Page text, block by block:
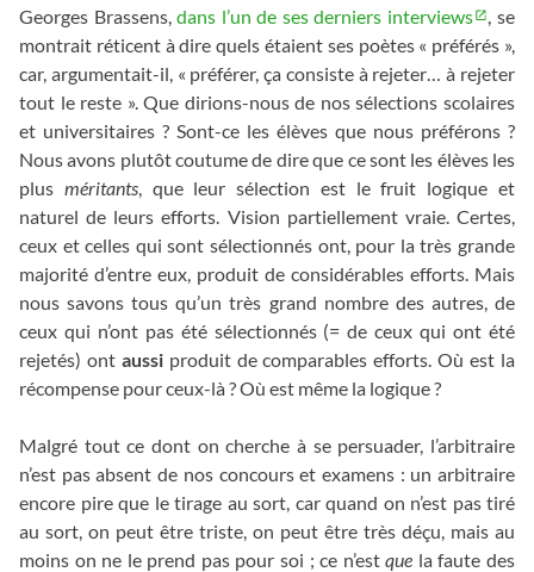
Georges Brassens,dans l’un de ses derniers interviews
, se
montrait réticent à dire quels étaient ses poètes « préférés »,
car, argumentait-il, « préférer, ça consiste à rejeter… à rejeter
tout le reste ». Que dirions-nous de nos sélections scolaires
et universitaires ? Sont-ce les élèves que nous préférons ?
Nous avons plutôt coutume de dire que ce sont les élèves les
plus méritants, que leur sélection est le fruit logique et
naturel de leurs efforts. Vision partiellement vraie. Certes,
ceux et celles qui sont sélectionnés ont, pour la très grande
majorité d’entre eux, produit de considérables efforts. Mais
nous savons tous qu’un très grand nombre des autres, de
ceux qui n’ont pas été sélectionnés (= de ceux qui ont été
rejetés) ont aussi produit de comparables efforts. Où est la
récompense pour ceux-là ? Où est même la logique ?
Malgré tout ce dont on cherche à se persuader, l’arbitraire
n’est pas absent de nos concours et examens : un arbitraire
encore pire que le tirage au sort, car quand on n’est pas tiré
au sort, on peut être triste, on peut être très déçu, mais au
moins on ne le prend pas pour soi ; ce n’estque la faute des